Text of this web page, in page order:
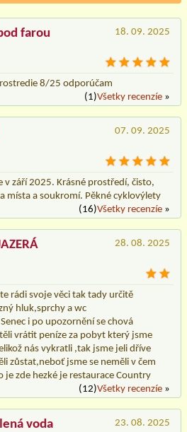
farou 18. 09. 2025
8/25 odporúčam
(1)Všetky recenzíe »
07. 09. 2025
v září 2025. Krásné prostředí, čisto,
místa a soukromí. Pěkné cyklovýlety
(16)Všetky recenzíe »
28. 08. 2025
rádi svoje věci tak tady určitě
hluk,sprchy a wc
i po upozornění se chová
vrátit peníze za pobyt který jsme
nás vykratli ,tak jsme jeli dříve
zůstat,neboť jsme se neměli v čem
je zde hezké je restaurace Country
(12)Všetky recenzíe »
voda 23. 08. 2025